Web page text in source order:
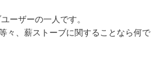
ーザーの一人です。
々、薪ストーブに関することなら何で